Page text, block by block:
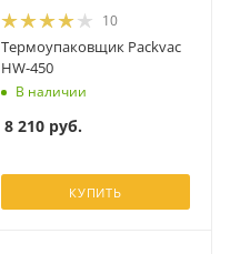
10
Термоупаковщик Packvac
HW-450
В наличии
8 210 руб.
КУПИТЬ